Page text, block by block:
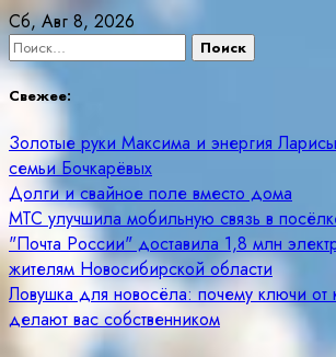
Skip
to
content
Сб, Авг 8, 2026
Найти:
Свежее:
Золотые руки Максима и энергия
семьи Бочкарёвых
Долги и свайное поле вместо дома
МТС улучшила мобильную связь в
"Почта России" доставила 1,8 млн
жителям Новосибирской области
Ловушка для новосёла: почему ключи от
делают вас собственником